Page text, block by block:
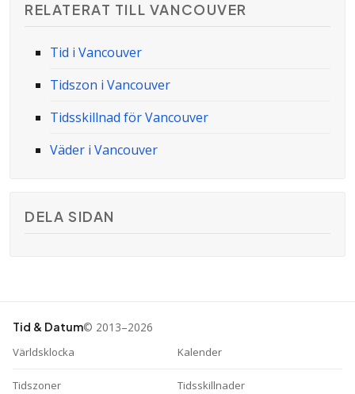
RELATERAT TILL VANCOUVER
Tid i Vancouver
Tidszon i Vancouver
Tidsskillnad för Vancouver
Väder i Vancouver
DELA SIDAN
Tid & Datum© 2013–2026
Världsklocka Kalender
Tidszoner Tidsskillnader